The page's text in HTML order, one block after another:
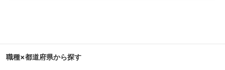
職種×都道府県から探す